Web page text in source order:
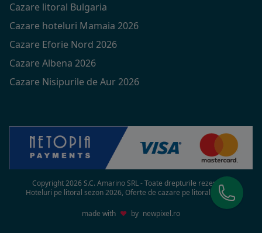
Cazare litoral Bulgaria
Cazare hoteluri Mamaia 2026
Cazare Eforie Nord 2026
Cazare Albena 2026
Cazare Nisipurile de Aur 2026
Copyright 2026 S.C. Amarino SRL - Toate drepturile rezervate
Hoteluri pe litoral sezon 2026, Oferte de cazare pe litoral in 2026
made with ♥ by newpixel.ro